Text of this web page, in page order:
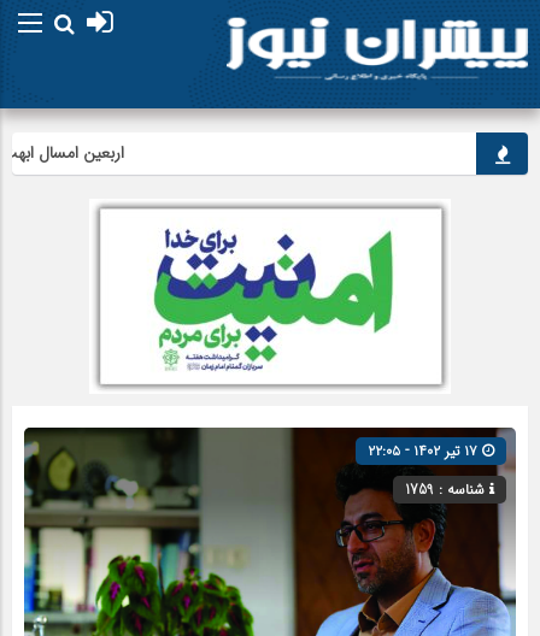
اربعین امسال ابهت
شناسه : 1759